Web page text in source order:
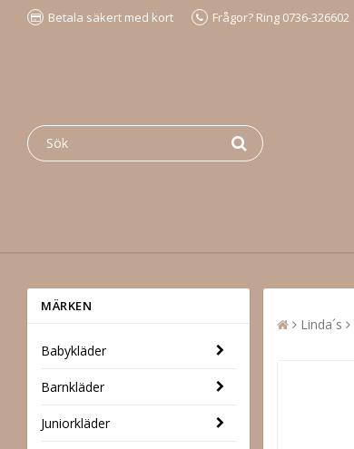
Betala säkert med kort Frågor? Ring 0736-326602
MÄRKEN
Babykläder
Barnkläder
Juniorkläder
Linda´s